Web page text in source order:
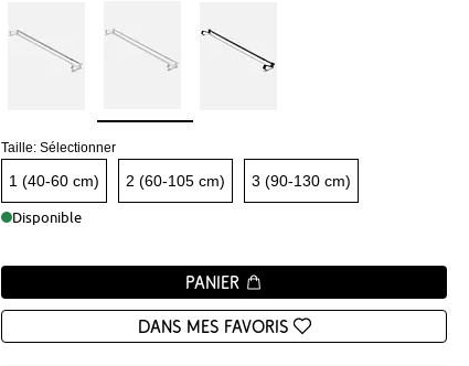
Taille:Sélectionner
1 (40-60 cm) 2 (60-105 cm) 3 (90-130 cm)
Disponible
Panier
Dans mes favoris